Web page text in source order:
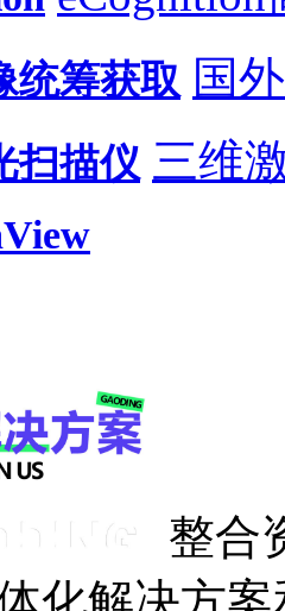
统筹获取 国
扫描仪 三维
整合